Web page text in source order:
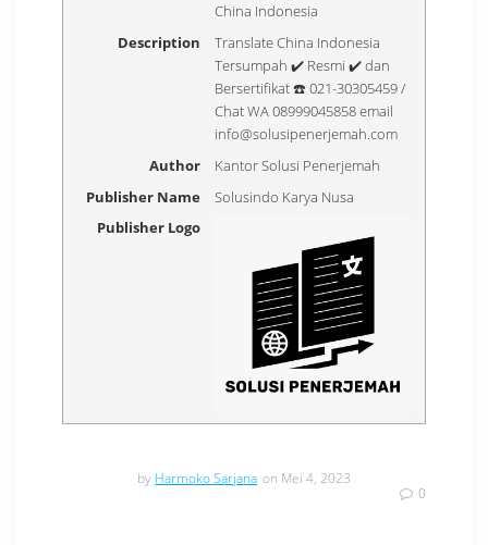
China Indonesia
Description
Translate China Indonesia
Tersumpah ✔️ Resmi ✔️ dan
Bersertifikat ☎️ 021-30305459 /
Chat WA 08999045858 email
info@solusipenerjemah.com
Author
Kantor Solusi Penerjemah
Publisher Name
Solusindo Karya Nusa
Publisher Logo
by Harmoko Sarjana on Mei 4, 2023
0